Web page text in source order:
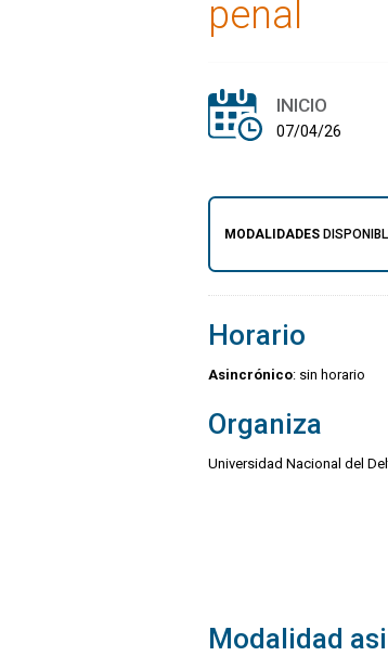
penal
INICIO
07/04/26
MODALIDADES
Horario
Asincrónico: sin horario
Organiza
Universidad Nacional del
Modalidad